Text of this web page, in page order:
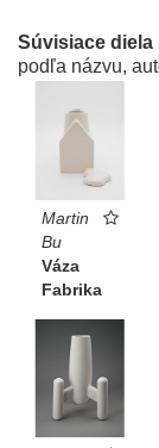
Súvisiace diela
podľa názvu,
Martin
Bu
Váza
Fabrika